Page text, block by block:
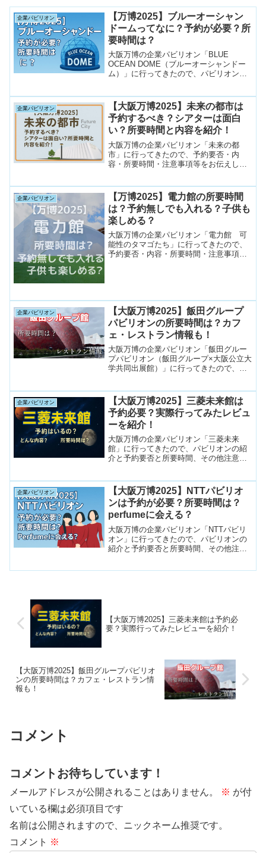
企業パビリオン
【万博2025】ブルーオーシャン
ドームってなに？予約が必要？所
要時間は？
大阪万博の企業パビリオン「BLUE
OCEAN DOME（ブルーオーシャンドー
ム）」に行ってきたので、パビリオンの
DOMEに興味があるけど、事前予約で希
望を出すべきか迷っている方はぜひご覧
ください！
企業パビリオン
【大阪万博2025】未来の都市は
予約するべき？シアターは面白
い？所要時間と内容を紹介！
大阪万博の企業パビリオン「未来の都
市」に行ってきたので、予約要否・内
容・所要時間・注意事項等をお伝えしま
実際行った感想をしっかり載せています
ので、ぜひ予約するかどうかの検討の参
考にしてもらえればと思います。
企業パビリオン
【万博2025】電力館の所要時間
は？予約無しでも入れる？子供も
楽しめる？
大阪万博の企業パビリオン「電力館 可
能性のタマゴたち」に行ってきたので、
予約要否・内容・所要時間・注意事項等
ので、ぜひ予約するかどうかの検討の参
考にしてもらえればと思います。
企業パビリオン
【大阪万博2025】飯田グループ
パビリオンの所要時間は？カフ
ェ・レストラン情報も！
大阪万博の企業パビリオン「飯田グルー
プパビリオン（飯田グループ×大阪公立大
学共同出展館）」に行ってきたので、パ
ープパビリオンに興味があるけど、事前
予約で希望を出すべきか迷っている方は
ぜひご覧ください！
企業パビリオン
【大阪万博2025】三菱未来館は
予約必要？実際行ってみたレビュ
ーを紹介！
大阪万博の企業パビリオン「三菱未来
館」に行ってきたので、パビリオンの紹
介と予約要否と所要時間、その他注意点
迷っている方はぜひご覧ください！
企業パビリオン
【大阪万博2025】NTTパビリオ
ンは予約が必要？所要時間は？
perfumeに会える？
大阪万博の企業パビリオン「NTTパビリ
オン」に行ってきたので、パビリオンの
紹介と予約要否と所要時間、その他注意
【大阪万博2025】三菱未来館は予約必
要？実際行ってみたレビューを紹介！
【大阪万博2025】飯田グループパビリオ
ンの所要時間は？カフェ・レストラン情
報も！
コメント
コメントお待ちしています！
メールアドレスが公開されることはありません。 ※ が付
いている欄は必須項目です
名前は公開されますので、ニックネーム推奨です。
コメント ※